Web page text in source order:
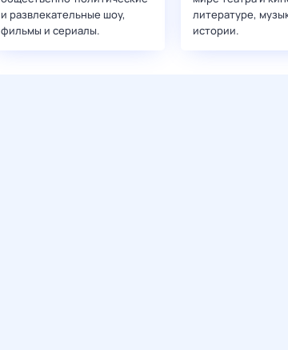
и развлекательные шоу,
фильмы и сериалы.
литературе,
истории.